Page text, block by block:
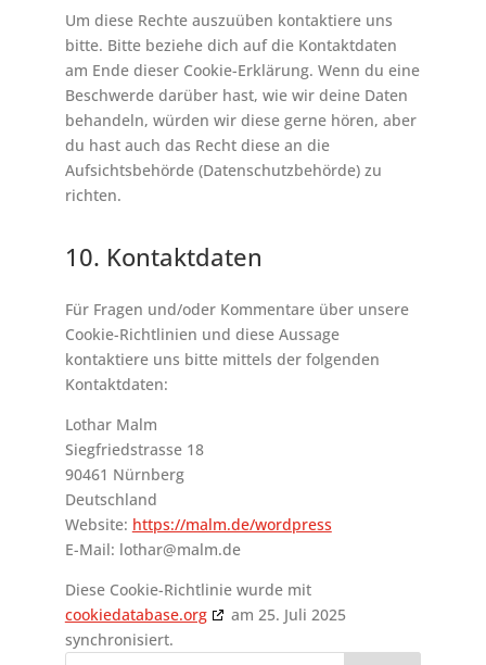
Um diese Rechte auszuüben kontaktiere uns
bitte. Bitte beziehe dich auf die Kontaktdaten
am Ende dieser Cookie-Erklärung. Wenn du eine
Beschwerde darüber hast, wie wir deine Daten
behandeln, würden wir diese gerne hören, aber
du hast auch das Recht diese an die
Aufsichtsbehörde (Datenschutzbehörde) zu
richten.
10. Kontaktdaten
Für Fragen und/oder Kommentare über unsere
Cookie-Richtlinien und diese Aussage
kontaktiere uns bitte mittels der folgenden
Kontaktdaten:
Lothar Malm
Siegfriedstrasse 18
90461 Nürnberg
Deutschland
Website: https://malm.de/wordpress
E-Mail: lothar@malm.de
Diese Cookie-Richtlinie wurde mit
cookiedatabase.org
am 25. Juli 2025
synchronisiert.